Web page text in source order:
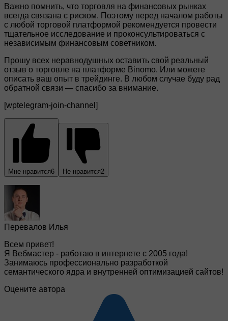
Важно помнить, что торговля на финансовых рынках
всегда связана с риском. Поэтому перед началом работы
с любой торговой платформой рекомендуется провести
тщательное исследование и проконсультироваться с
независимым финансовым советником.
Прошу всех неравнодушных оставить свой реальный
отзыв о торговле на платформе Binomo. Или можете
описать ваш опыт в трейдинге. В любом случае буду рад
обратной связи — спасибо за внимание.
[wptelegram-join-channel]
Мне нравится6 Не нравится2
Перевалов Илья
Всем привет!
Я Вебмастер - работаю в интернете с 2005 года!
Занимаюсь профессионально разработкой
семантического ядра и внутренней оптимизацией сайтов!
Оцените автора